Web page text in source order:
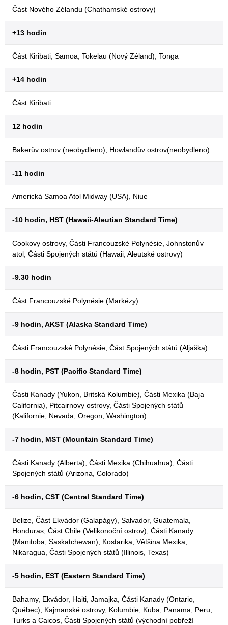
Část Nového Zélandu (Chathamské ostrovy)
+13 hodin
Část Kiribati, Samoa, Tokelau (Nový Zéland), Tonga
+14 hodin
Část Kiribati
12 hodin
Bakerův ostrov (neobydleno), Howlandův ostrov(neobydleno)
-11 hodin
Americká Samoa Atol Midway (USA), Niue
-10 hodin, HST (Hawaii-Aleutian Standard Time)
Cookovy ostrovy, Části Francouzské Polynésie, Johnstonův
atol, Části Spojených států (Hawaii, Aleutské ostrovy)
-9.30 hodin
Část Francouzské Polynésie (Markézy)
-9 hodin, AKST (Alaska Standard Time)
Části Francouzské Polynésie, Část Spojených států (Aljaška)
-8 hodin, PST (Pacific Standard Time)
Části Kanady (Yukon, Britská Kolumbie), Části Mexika (Baja
California), Pitcairnovy ostrovy, Části Spojených států
(Kalifornie, Nevada, Oregon, Washington)
-7 hodin, MST (Mountain Standard Time)
Části Kanady (Alberta), Části Mexika (Chihuahua), Části
Spojených států (Arizona, Colorado)
-6 hodin, CST (Central Standard Time)
Belize, Část Ekvádor (Galapágy), Salvador, Guatemala,
Honduras, Část Chile (Velikonoční ostrov), Části Kanady
(Manitoba, Saskatchewan), Kostarika, Většina Mexika,
Nikaragua, Části Spojených států (Illinois, Texas)
-5 hodin, EST (Eastern Standard Time)
Bahamy, Ekvádor, Haiti, Jamajka, Části Kanady (Ontario,
Québec), Kajmanské ostrovy, Kolumbie, Kuba, Panama, Peru,
Turks a Caicos, Části Spojených států (východní pobřeží